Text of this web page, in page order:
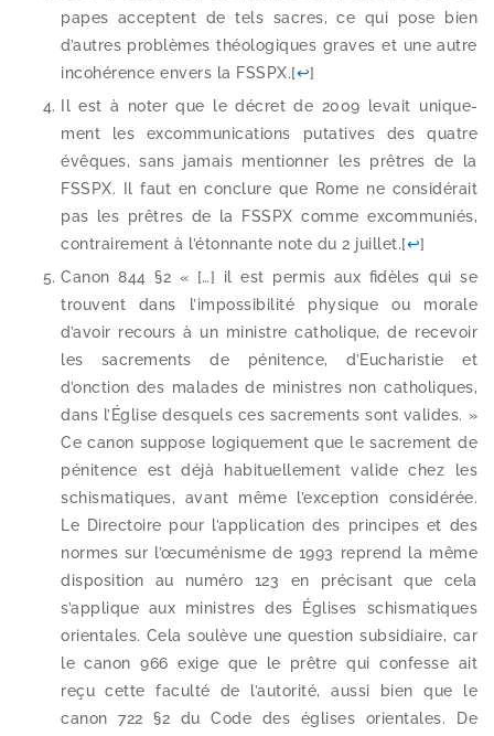
papes acceptent de tels sacres, ce qui pose bien
d’autres pro­blèmes théo­lo­giques graves et une autre
inco­hé­rence envers la FSSPX.[↩]
Il est à noter que le décret de 2009 levait uni­que­
ment les excom­mu­ni­ca­tions puta­tives des quatre
évêques, sans jamais men­tion­ner les prêtres de la
FSSPX. Il faut en conclure que Rome ne consi­dé­rait
pas les prêtres de la FSSPX comme excom­mu­niés,
contrai­re­ment à l’é­ton­nante note du 2 juillet.[↩]
Canon 844 §2 « […] il est per­mis aux fidèles qui se
trouvent dans l’impossibilité phy­sique ou morale
d’avoir recours à un ministre catho­lique, de rece­voir
les sacre­ments de péni­tence, d’Eucharistie et
d’onction des malades de ministres non catho­liques,
dans l’Église des­quels ces sacre­ments sont valides. »
Ce canon sup­pose logi­que­ment que le sacre­ment de
péni­tence est déjà habi­tuel­le­ment valide chez les
schis­ma­tiques, avant même l’exception consi­dé­rée.
Le Directoire pour l’application des prin­cipes et des
normes sur l’œcuménisme de 1993 reprend la même
dis­po­si­tion au numé­ro 123 en pré­ci­sant que cela
s’applique aux ministres des Églises schis­ma­tiques
orien­tales. Cela sou­lève une ques­tion sub­si­diaire, car
le canon 966 exige que le prêtre qui confesse ait
reçu cette facul­té de l’autorité, aus­si bien que le
canon 722 §2 du Code des églises orien­tales. De